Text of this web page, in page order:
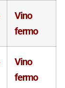
Vino
fermo
Vino
fermo